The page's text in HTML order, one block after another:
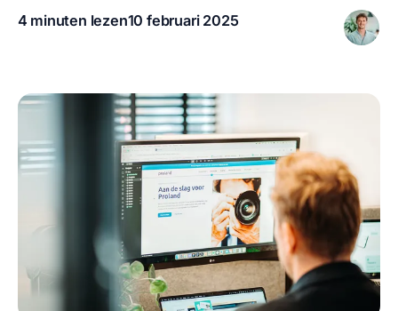
Leestijd
4 minuten lezen
Publicatiedatum
10 februari 2025
Auteur
Leestijd